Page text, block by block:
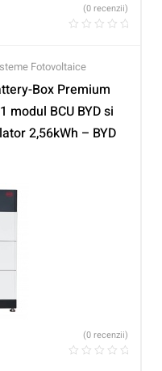
(0 recenzii)
Fotovoltaice
Box Premium
modul BCU BYD si
2,56kWh – BYD
(0 recenzii)